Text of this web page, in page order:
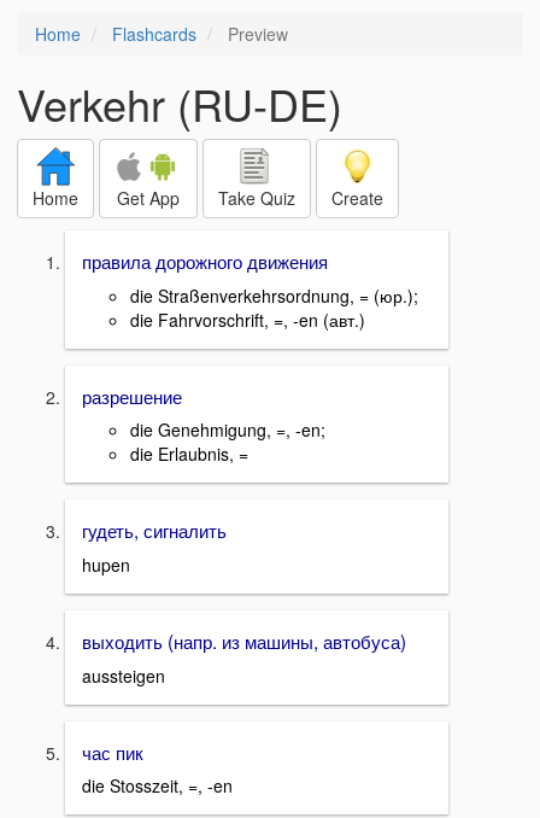
Home Flashcards Preview
Verkehr (RU-DE)
Home Get App Take Quiz Create
правила дорожного движения
die Straßenverkehrsordnung, = (юр.);
die Fahrvorschrift, =, -en (авт.)
разрешение
die Genehmigung, =, -en;
die Erlaubnis, =
гудеть, сигналить
hupen
выходить (напр. из машины, автобуса)
aussteigen
час пик
die Stosszeit, =, -en